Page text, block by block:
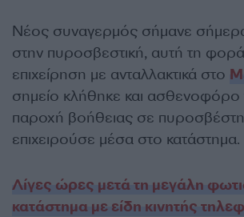
Νέος συναγερμός σήμανε
στην πυροσβεστική, αυτή τη φορά
επιχείρηση με ανταλλακτικά στο
σημείο κλήθηκε και
παροχή βοήθειας σε
επιχειρούσε μέσα στο κατάστημα.
Λίγες ώρες μετά τη μεγάλη
κατάστημα με είδη κινητής